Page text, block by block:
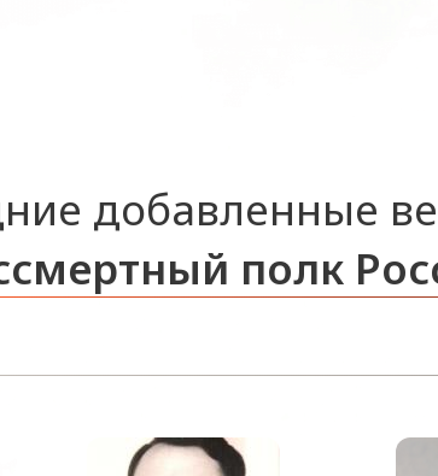
добавленные
полк